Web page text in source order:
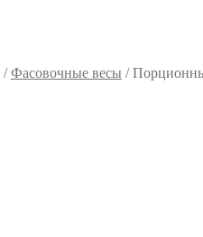
/Фасовочные весы /